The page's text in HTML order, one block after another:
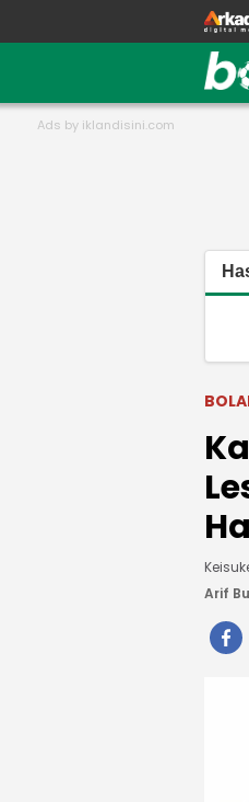
Arif